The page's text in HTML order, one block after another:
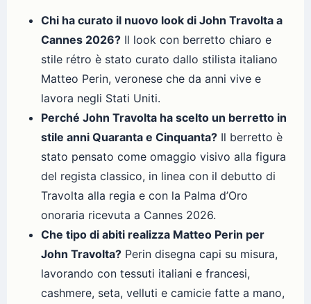
Chi ha curato il nuovo look di John Travolta a
Cannes 2026? Il look con berretto chiaro e
stile rétro è stato curato dallo stilista italiano
Matteo Perin, veronese che da anni vive e
lavora negli Stati Uniti.
Perché John Travolta ha scelto un berretto in
stile anni Quaranta e Cinquanta? Il berretto è
stato pensato come omaggio visivo alla figura
del regista classico, in linea con il debutto di
Travolta alla regia e con la Palma d’Oro
onoraria ricevuta a Cannes 2026.
Che tipo di abiti realizza Matteo Perin per
John Travolta? Perin disegna capi su misura,
lavorando con tessuti italiani e francesi,
cashmere, seta, velluti e camicie fatte a mano,